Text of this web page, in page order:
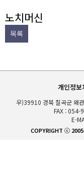
노치머신
목록
개인정보
우)39910 경북 칠곡군 왜
FAX : 054-
E-
COPYRIGHT ⓒ 2005